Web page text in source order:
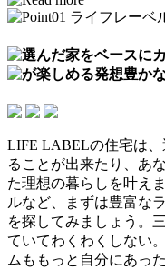
LIFE LABELの住宅は
ることが出来たり、あ
た理想の暮らしを叶え
ルなど、まずは豊富な
を探してみましょう。
ていてわくわくしない
ムももっと自分にあっ